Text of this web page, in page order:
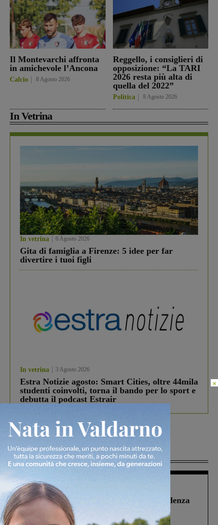
Il Montevarchi affronta
in amichevole l’Ancona
Calcio 8 Agosto 2026
Reggello, i consiglieri di
opposizione: “La TARI
2026 resta più alta di
quella del 2022”
Politica 8 Agosto 2026
In Vetrina
In vetrina 6 Agosto 2026
Gita di famiglia a Firenze: 5 idee per far
divertire i tuoi figli
In vetrina 3 Agosto 2026
Estra Notizie agosto: Smart Cities, oltre 44mila
studenti coinvolti, torna il bando per lo sport e
debutta il podcast Estrair
Più lette
Figline Incisa Valdarno 1 Agosto 2026
Piscina di Figline finanziata oltre la scadenza
Pnrr, il gruppo di Fratelli d’Italia: “Un
ringraziamento al Governo”
×